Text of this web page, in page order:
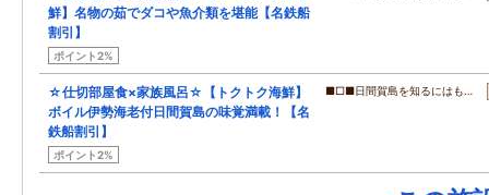
鮮】名物の茹でダコや魚介類を堪能【名鉄船
割引】
ポイント2%
☆仕切部屋食×家族風呂☆【トクトク海鮮】
ボイル伊勢海老付日間賀島の味覚満載！【名
鉄船割引】
ポイント2%
■□■日間賀島を知るにはも…